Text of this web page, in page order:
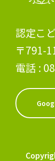
認定こ
〒791-
電話 :